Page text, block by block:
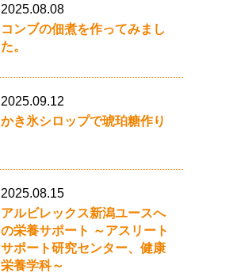
2025.08.08
コンブの佃煮を作ってみまし
た。
2025.09.12
かき氷シロップで琥珀糖作り
2025.08.15
アルビレックス新潟ユースへ
の栄養サポート ～アスリート
サポート研究センター、健康
栄養学科～